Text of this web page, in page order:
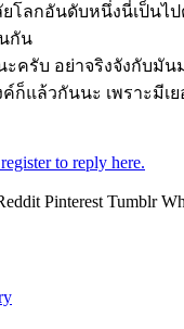
โลกอันดับหนึ่งนี่เป็นไป
กัน
ะครับ อย่าจริงจังกับมัน
ค์ก็แล้วกันนะ เพราะมีเ
to reply here.
Pinterest Tumblr